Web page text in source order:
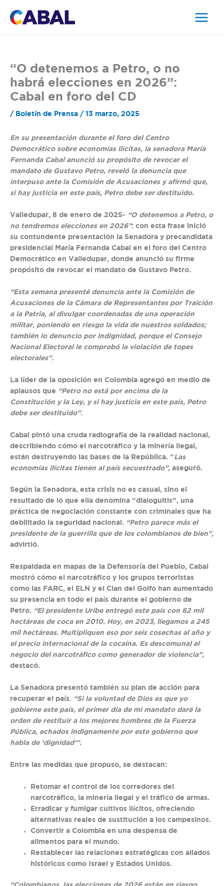
“O detenemos a Petro, o no
habrá elecciones en 2026”:
Cabal en foro del CD
/ Boletín de Prensa / 13 marzo, 2025
En su presentación durante el foro del Centro
Democrático sobre economías ilícitas, la senadora María
Fernanda Cabal anunció su propósito de revocar el
mandato de Gustavo Petro, reveló la denuncia que
interpuso ante la Comisión de Acusaciones y afirmó que,
si hay justicia en este país, Petro debe ser destituido.
Valledupar, 8 de enero de 2025- “O detenemos a Petro, o
no tendremos elecciones en 2026”: con esta frase inició
su contundente presentación la Senadora y precandidata
presidencial María Fernanda Cabal en el foro del Centro
Democrático en Valledupar, donde anunció su firme
propósito de revocar el mandato de Gustavo Petro.
“Esta semana presenté denuncia ante la Comisión de
Acusaciones de la Cámara de Representantes por Traición
a la Patria, al divulgar coordenadas de una operación
militar, poniendo en riesgo la vida de nuestros soldados;
también lo denuncio por indignidad, porque el Consejo
Nacional Electoral le comprobó la violación de topes
electorales”.
La líder de la oposición en Colombia agregó en medio de
aplausos que “Petro no está por encima de la
Constitución y la Ley, y si hay justicia en este país, Petro
debe ser destituido”.
Cabal pintó una cruda radiografía de la realidad nacional,
describiendo cómo el narcotráfico y la minería ilegal,
están destruyendo las bases de la República. “Las
economías ilícitas tienen al país secuestrado”, aseguró.
Según la Senadora, esta crisis no es casual, sino el
resultado de lo que ella denomina “dialoguitis”, una
práctica de negociación constante con criminales que ha
debilitado la seguridad nacional. “Petro parece más el
presidente de la guerrilla que de los colombianos de bien”,
advirtió.
Respaldada en mapas de la Defensoría del Pueblo, Cabal
mostró cómo el narcotráfico y los grupos terroristas
como las FARC, el ELN y el Clan del Golfo han aumentado
su presencia en todo el país durante el gobierno de
Petro. “El presidente Uribe entregó este país con 62 mil
hectáreas de coca en 2010. Hoy, en 2023, llegamos a 245
mil hectáreas. Multipliquen eso por seis cosechas al año y
el precio internacional de la cocaína. Es descomunal el
negocio del narcotráfico como generador de violencia”,
destacó.
La Senadora presentó también su plan de acción para
recuperar el país. “Si la voluntad de Dios es que yo
gobierne este país, el primer día de mi mandato daré la
orden de restituir a los mejores hombres de la Fuerza
Pública, echados indignamente por este gobierno que
habla de ‘dignidad’”.
Entre las medidas que propuso, se destacan:
Retomar el control de los corredores del
narcotráfico, la minería ilegal y el tráfico de armas.
Erradicar y fumigar cultivos ilícitos, ofreciendo
alternativas reales de sustitución a los campesinos.
Convertir a Colombia en una despensa de
alimentos para el mundo.
Restablecer las relaciones estratégicas con aliados
históricos como Israel y Estados Unidos.